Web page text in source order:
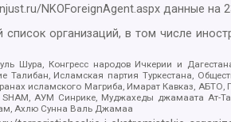
NKOForeignAgent.aspx данные на
организаций, в том числе
Шура, Конгресс народов Ичкерии и
Талибан, Исламская партия Туркестана,
исламского Магриба, Имарат Кавказ,
АУМ Синрике, Муджахеды джамаата Ат-
Ахлю Сунна Валь Джамаа